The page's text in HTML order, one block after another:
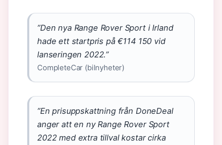
”Den nya Range Rover Sport i Irland
hade ett startpris på €114 150 vid
lanseringen 2022.”
CompleteCar (bilnyheter)
”En prisuppskattning från DoneDeal
anger att en ny Range Rover Sport
2022 med extra tillval kostar cirka